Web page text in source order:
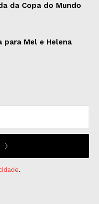
da Copa do Mundo
para Mel e Helena
.